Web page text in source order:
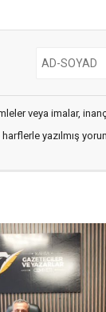
veya imalar,
yazılmış